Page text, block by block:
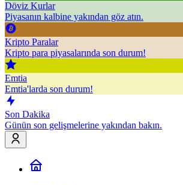
Döviz Kurlar
Piyasanın kalbine yakından göz atın.
Kripto Paralar
Kripto para piyasalarında son durum!
Emtia
Emtia'larda son durum!
Son Dakika
Günün son gelişmelerine yakından bakın.